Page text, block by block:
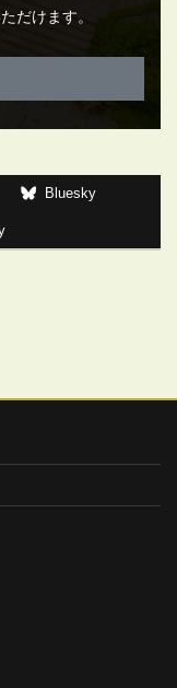
だけます。
Bluesky